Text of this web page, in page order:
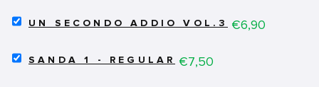
BUNDLE
MONDO
VOL.2
SELECT
ADDIO
UN SECONDO ADDIO VOL.3 Price
€6,90
SELECT
SANDA 1 - REGULAR Price
€7,50